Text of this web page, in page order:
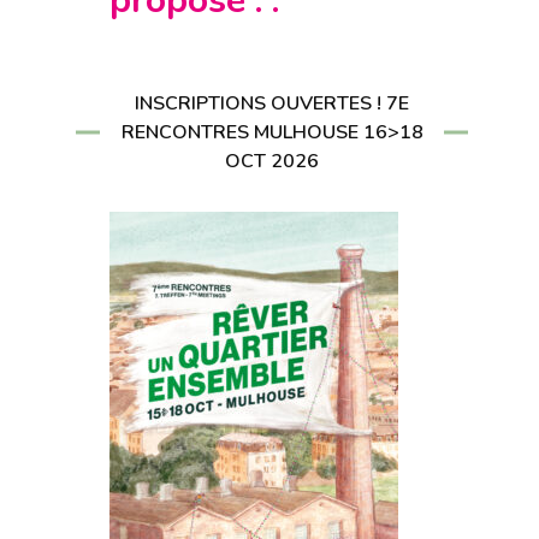
INSCRIPTIONS OUVERTES ! 7E
RENCONTRES MULHOUSE 16>18
OCT 2026